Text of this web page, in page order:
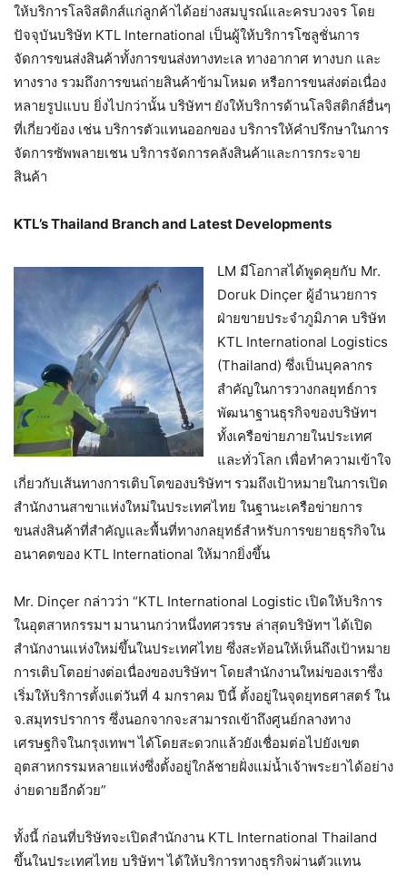
ให้บริการโลจิสติกส์แก่ลูกค้าได้อย่างสมบูรณ์และครบวงจร โดย
ปัจจุบันบริษัท KTL International เป็นผู้ให้บริการโซลูชั่นการ
จัดการขนส่งสินค้าทั้งการขนส่งทางทะเล ทางอากาศ ทางบก และ
ทางราง รวมถึงการขนถ่ายสินค้าข้ามโหมด หรือการขนส่งต่อเนื่อง
หลายรูปแบบ ยิ่งไปกว่านั้น บริษัทฯ ยังให้บริการด้านโลจิสติกส์อื่นๆ
ที่เกี่ยวข้อง เช่น บริการตัวแทนออกของ บริการให้คำปรึกษาในการ
จัดการซัพพลายเชน บริการจัดการคลังสินค้าและการกระจาย
สินค้า
KTL’s Thailand Branch and Latest Developments
LM มีโอกาสได้พูดคุยกับ Mr.
Doruk Dinçer ผู้อำนวยการ
ฝ่ายขายประจำภูมิภาค บริษัท
KTL International Logistics
(Thailand) ซึ่งเป็นบุคลากร
สำคัญในการวางกลยุทธ์การ
พัฒนาฐานธุรกิจของบริษัทฯ
ทั้งเครือข่ายภายในประเทศ
และทั่วโลก เพื่อทำความเข้าใจ
เกี่ยวกับเส้นทางการเติบโตของบริษัทฯ รวมถึงเป้าหมายในการเปิด
สำนักงานสาขาแห่งใหม่ในประเทศไทย ในฐานะเครือข่ายการ
ขนส่งสินค้าที่สำคัญและพื้นที่ทางกลยุทธ์สำหรับการขยายธุรกิจใน
อนาคตของ KTL International ให้มากยิ่งขึ้น
Mr. Dinçer กล่าวว่า “KTL International Logistic เปิดให้บริการ
ในอุตสาหกรรมฯ มานานกว่าหนึ่งทศวรรษ ล่าสุดบริษัทฯ ได้เปิด
สำนักงานแห่งใหม่ขึ้นในประเทศไทย ซึ่งสะท้อนให้เห็นถึงเป้าหมาย
การเติบโตอย่างต่อเนื่องของบริษัทฯ โดยสำนักงานใหม่ของเราซึ่ง
เริ่มให้บริการตั้งแต่วันที่ 4 มกราคม ปีนี้ ตั้งอยู่ในจุดยุทธศาสตร์ ใน
จ.สมุทรปราการ ซึ่งนอกจากจะสามารถเข้าถึงศูนย์กลางทาง
เศรษฐกิจในกรุงเทพฯ ได้โดยสะดวกแล้วยังเชื่อมต่อไปยังเขต
อุตสาหกรรมหลายแห่งซึ่งตั้งอยู่ใกล้ชายฝั่งแม่น้ำเจ้าพระยาได้อย่าง
ง่ายดายอีกด้วย”
ทั้งนี้ ก่อนที่บริษัทจะเปิดสำนักงาน KTL International Thailand
ขึ้นในประเทศไทย บริษัทฯ ได้ให้บริการทางธุรกิจผ่านตัวแทน